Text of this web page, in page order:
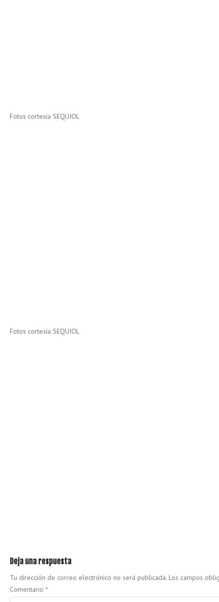
Fotos cortesía SEQUIOL
Fotos cortesía SEQUIOL
Deja una respuesta
Tu dirección de correo electrónico no será publicada. Los campos
Comentario *